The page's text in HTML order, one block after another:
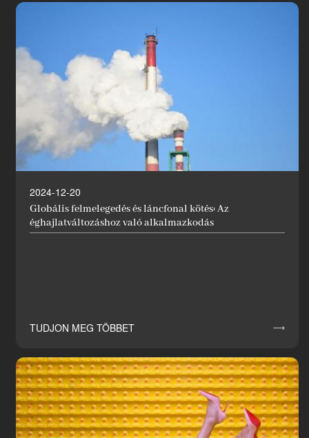
Hírek
Ipari innovátor
2024-12-20
Globális felmelegedés és láncfonal kötés: Az
éghajlatváltozáshoz való alkalmazkodás
TUDJON MEG TÖBBET 